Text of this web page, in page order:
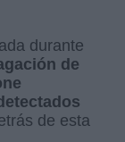
durante
de
de esta